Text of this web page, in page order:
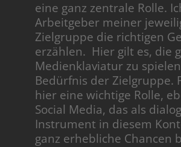
eine ganz zentrale Rolle.
Arbeitgeber meiner
Zielgruppe die richtigen
erzählen. Hier gilt es, die
Medienklaviatur zu
Bedürfnis der Zielgruppe.
hier eine wichtige Rolle,
Social Media, das als
Instrument in diesem
ganz erhebliche Chancen